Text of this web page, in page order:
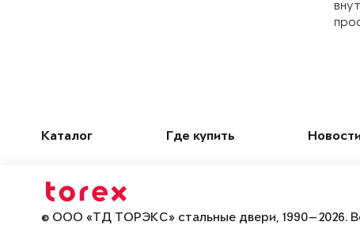
Каталог Где купить
© ООО «ТД ТОРЭКС» стальные двери, 1990—2026.